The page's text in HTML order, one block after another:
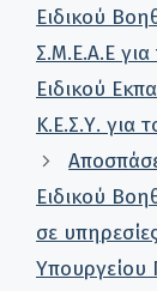
Ειδικού
Σ.Μ.Ε.Α.Ε για
Ειδικού
Κ.Ε.Σ.Υ. για
Ειδικού
σε
Υπουργείου